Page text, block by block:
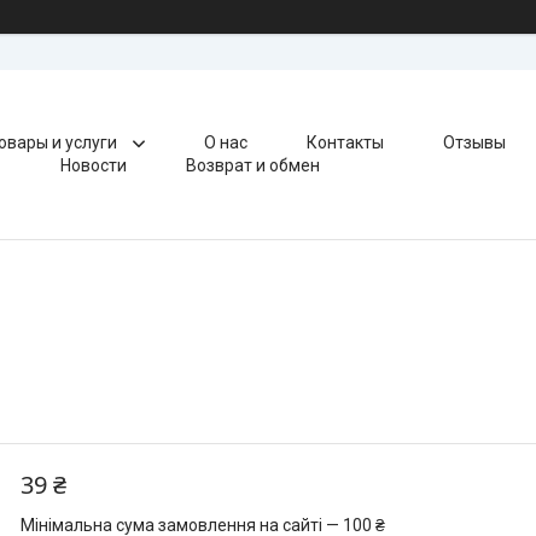
и услуги О нас Контакты
Отзывы
Новости
Возврат и обмен
39 ₴
Мінімальна сума замовлення на сайті — 100 ₴